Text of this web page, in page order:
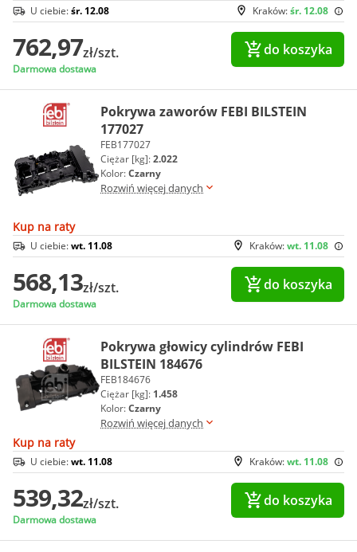
Kraków:śr. 12.08
U ciebie:śr. 12.08
762,97zł/szt.
Darmowa dostawa
do koszyka
Pokrywa zaworów FEBI BILSTEIN
177027
FEB177027
Ciężar [kg]:2.022
Kolor:Czarny
Rozwiń więcej danych
Kup na raty
Kraków:wt. 11.08
U ciebie:wt. 11.08
568,13zł/szt.
Darmowa dostawa
do koszyka
Pokrywa głowicy cylindrów FEBI
BILSTEIN 184676
FEB184676
Ciężar [kg]: 1.458
Kolor:Czarny
Rozwiń więcej danych
Kup na raty
Kraków:wt. 11.08
U ciebie:wt. 11.08
539,32zł/szt.
Darmowa dostawa
do koszyka